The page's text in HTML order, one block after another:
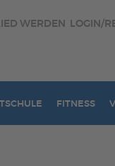
WERDEN LOGIN/
FITNESS